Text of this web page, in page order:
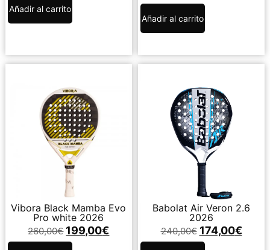
Añadir al carrito
Añadir al carrito
Vibora Black Mamba Evo
Pro white 2026
260,00€ 199,00€
Babolat Air Veron 2.6
2026
240,00€ 174,00€